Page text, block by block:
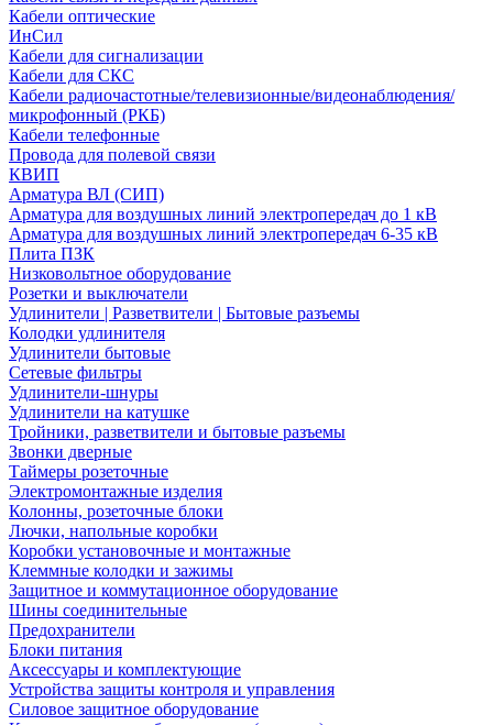
Кабели оптические
ИнСил
Кабели для сигнализации
Кабели для СКС
Кабели радиочастотные/телевизионные/видеонаблюдения/
микрофонный (РКБ)
Кабели телефонные
Провода для полевой связи
КВИП
Арматура ВЛ (СИП)
Арматура для воздушных линий электропередач до 1 кВ
Арматура для воздушных линий электропередач 6-35 кВ
Плита ПЗК
Низковольтное оборудование
Розетки и выключатели
Удлинители | Разветвители | Бытовые разъемы
Колодки удлинителя
Удлинители бытовые
Сетевые фильтры
Удлинители-шнуры
Удлинители на катушке
Тройники, разветвители и бытовые разъемы
Звонки дверные
Таймеры розеточные
Электромонтажные изделия
Колонны, розеточные блоки
Лючки, напольные коробки
Коробки установочные и монтажные
Клеммные колодки и зажимы
Защитное и коммутационное оборудование
Шины соединительные
Предохранители
Блоки питания
Аксессуары и комплектующие
Устройства защиты контроля и управления
Силовое защитное оборудование